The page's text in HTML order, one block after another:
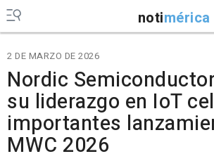
notimérica
2 DE MARZO DE 2026
Nordic
su liderazgo en IoT
importantes
MWC 2026